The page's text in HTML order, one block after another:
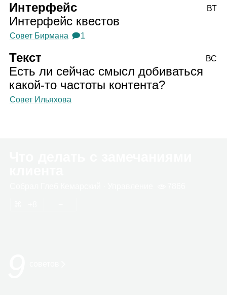
Интерфейс
Интерфейс квестов
Совет Бирмана 🗩1
ВТ
Текст
Есть ли сейчас смысл добиваться
какой‑то частоты контента?
Совет Ильяхова
ВС